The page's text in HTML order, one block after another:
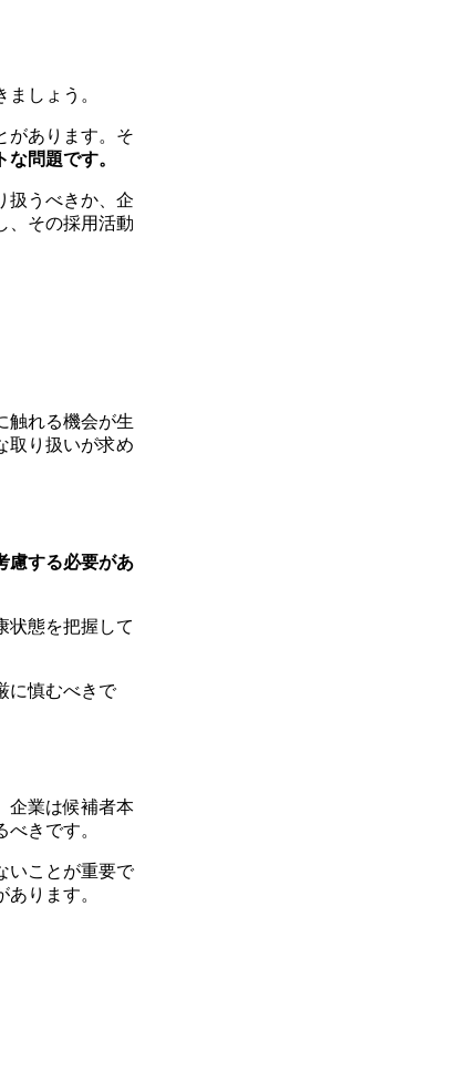
しょう。
があります。そ
問題です。
扱うべきか、企
、その採用活動
触れる機会が生
取り扱いが求め
慮する必要があ
状態を把握して
に慎むべきで
企業は候補者本
きです。
いことが重要で
ります。